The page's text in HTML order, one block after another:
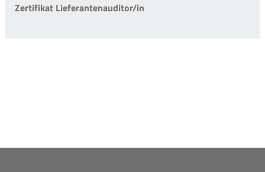
Zertifikat Lieferantenauditor/in